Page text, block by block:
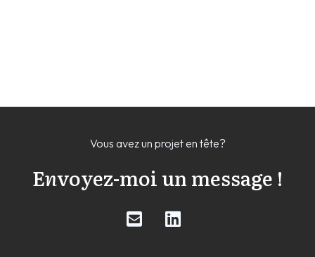
Vous avez un projet en tête?
Envoyez-moi un message !